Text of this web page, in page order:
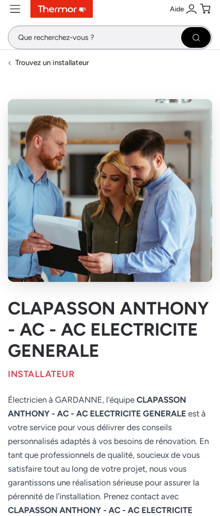
ContenuMenuRecherche Aide
Se
Trouvez un installateur
CLAPASSON ANTHONY
- AC - AC ELECTRICITE
GENERALE
INSTALLATEUR
Électricien à GARDANNE, l'équipe CLAPASSON
ANTHONY - AC - AC ELECTRICITE GENERALE est à
votre service pour vous délivrer des conseils
personnalisés adaptés à vos besoins de rénovation. En
tant que professionnels de qualité, soucieux de vous
satisfaire tout au long de votre projet, nous vous
garantissons une réalisation sérieuse pour assurer la
pérennité de l'installation. Prenez contact avec
CLAPASSON ANTHONY - AC - AC ELECTRICITE